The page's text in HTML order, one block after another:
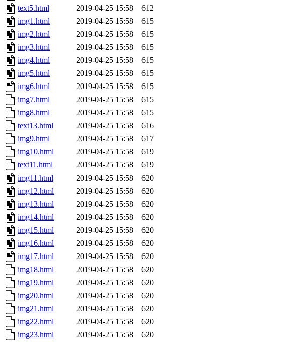
text5.html
2019-04-25 15:58
612
img1.html
2019-04-25 15:58
615
img2.html
2019-04-25 15:58
615
img3.html
2019-04-25 15:58
615
img4.html
2019-04-25 15:58
615
img5.html
2019-04-25 15:58
615
img6.html
2019-04-25 15:58
615
img7.html
2019-04-25 15:58
615
img8.html
2019-04-25 15:58
615
text13.html
2019-04-25 15:58
616
img9.html
2019-04-25 15:58
617
img10.html
2019-04-25 15:58
619
text11.html
2019-04-25 15:58
619
img11.html
2019-04-25 15:58
620
img12.html
2019-04-25 15:58
620
img13.html
2019-04-25 15:58
620
img14.html
2019-04-25 15:58
620
img15.html
2019-04-25 15:58
620
img16.html
2019-04-25 15:58
620
img17.html
2019-04-25 15:58
620
img18.html
2019-04-25 15:58
620
img19.html
2019-04-25 15:58
620
img20.html
2019-04-25 15:58
620
img21.html
2019-04-25 15:58
620
img22.html
2019-04-25 15:58
620
img23.html
2019-04-25 15:58
620